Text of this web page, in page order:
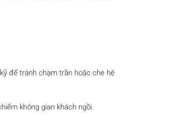
để tránh chạm trần hoặc che hệ
không gian khách ngồi.